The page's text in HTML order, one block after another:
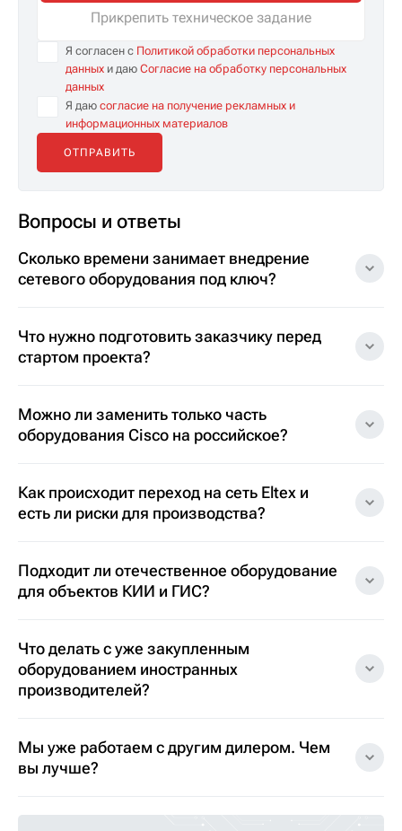
Прикрепить техническое задание
Я согласен с Политикой обработки персональных
данных и даю Согласие на обработку персональных
данных
Я даю согласие на получение рекламных и
информационных материалов
Вопросы и ответы
Сколько времени занимает внедрение
сетевого оборудования под ключ?
Что нужно подготовить заказчику перед
стартом проекта?
Можно ли заменить только часть
оборудования Cisco на российское?
Как происходит переход на сеть Eltex и
есть ли риски для производства?
Подходит ли отечественное оборудование
для объектов КИИ и ГИС?
Что делать с уже закупленным
оборудованием иностранных
производителей?
Мы уже работаем с другим дилером. Чем
вы лучше?